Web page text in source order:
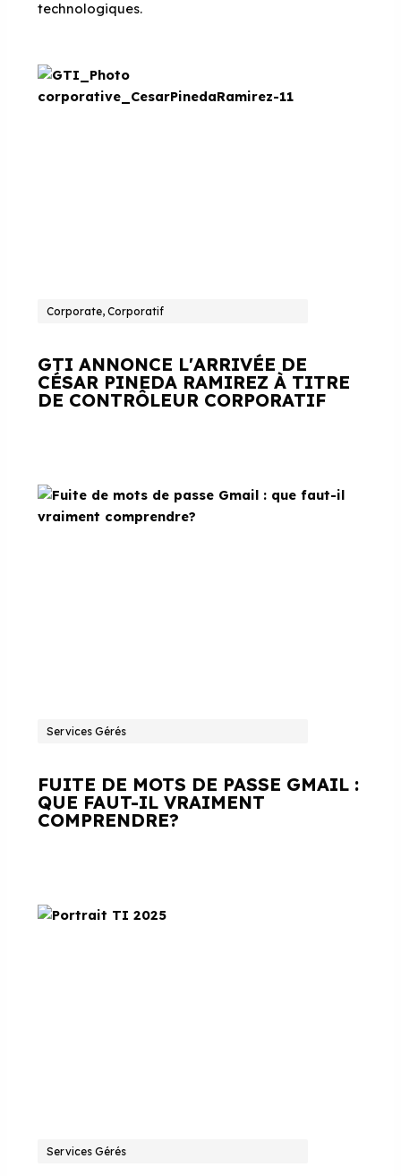
technologiques.
Corporate, Corporatif
GTI ANNONCE L'ARRIVÉE DE
CÉSAR PINEDA RAMIREZ À TITRE
DE CONTRÔLEUR CORPORATIF
Services Gérés
FUITE DE MOTS DE PASSE GMAIL :
QUE FAUT-IL VRAIMENT
COMPRENDRE?
Services Gérés